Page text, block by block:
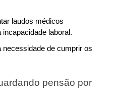
laudos médicos
laboral.
necessidade de cumprir os
pensão por